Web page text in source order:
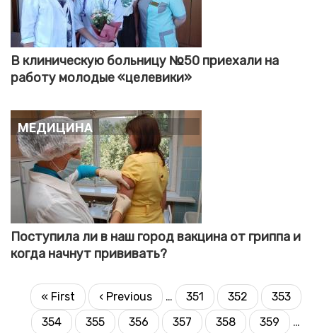
В клиническую больницу №50 приехали на
работу молодые «целевики»
Медицина
Поступила ли в наш город вакцина от гриппа и
когда начнут прививать?
PAGINATION
First
page
« First
Previous
page
‹ Previous … Page
351 Page
352 Page
353
Page
354
Current
355 Page
356 Page
357 Page
358 Page
359
…